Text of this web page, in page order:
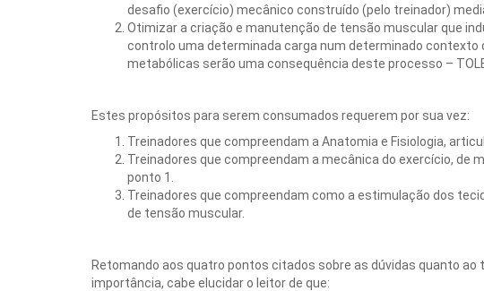
desafio (exercício) mecânico construído (pelo treinador)
Otimizar a criação e manutenção de tensão muscular que
controlo uma determinada carga num determinado
metabólicas serão uma consequência deste processo –
Estes propósitos para serem consumados requerem por sua vez:
Treinadores que compreendam a Anatomia e Fisiologia,
Treinadores que compreendam a mecânica do exercício, de
ponto 1.
Treinadores que compreendam como a estimulação dos
de tensão muscular.
Retomando aos quatro pontos citados sobre as dúvidas quanto
importância, cabe elucidar o leitor de que: